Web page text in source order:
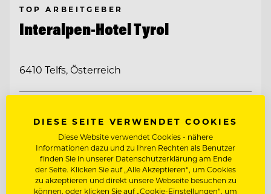
TOP ARBEITGEBER
Interalpen-Hotel Tyrol
6410 Telfs, Österreich
FITNESSTRAINER:IN (M/W/D)
Entdecke alle Jobs
DIESE SEITE VERWENDET COOKIES
Diese Website verwendet Cookies - nähere
Informationen dazu und zu Ihren Rechten als Benutzer
finden Sie in unserer Datenschutzerklärung am Ende
der Seite. Klicken Sie auf „Alle Akzeptieren“, um Cookies
zu akzeptieren und direkt unsere Webseite besuchen zu
können, oder klicken Sie auf „Cookie-Einstellungen“, um